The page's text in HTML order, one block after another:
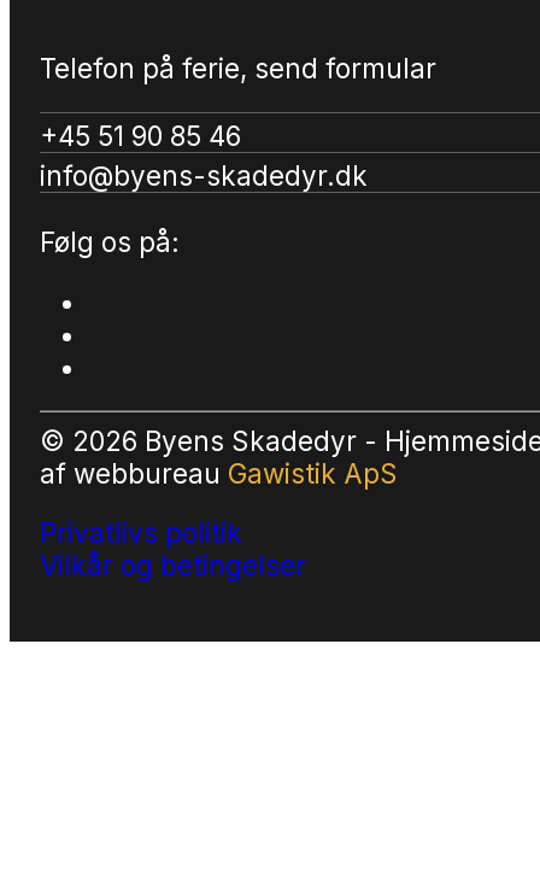
Telefon på ferie, send formular
+45 51 90 85 46
info@byens-skadedyr.dk
Følg os på:
© 2026 Byens Skadedyr -
af webbureau Gawistik ApS
Privatlivs politik
Vilkår og betingelser